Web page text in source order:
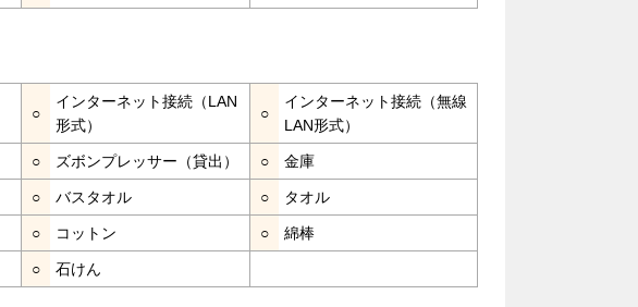
○
インターネット接続（LAN
形式）
○
インターネット接続（無線
LAN形式）
○ ズボンプレッサー（貸出） ○ 金庫
○ バスタオル ○ タオル
○ コットン ○ 綿棒
○ 石けん